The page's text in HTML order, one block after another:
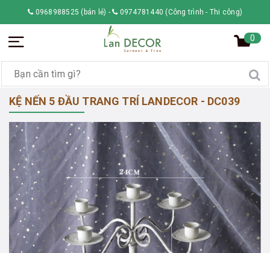
0968988525 (bán lẻ) - 0974781440 (Công trình - Thi công)
0
KỆ NẾN 5 ĐẦU TRANG TRÍ LANDECOR - DC039